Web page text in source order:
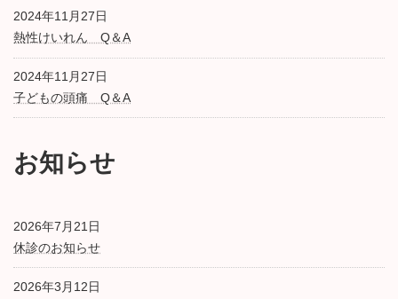
2024年11月27日
熱性けいれん Q＆A
2024年11月27日
子どもの頭痛 Q＆A
お知らせ
2026年7月21日
休診のお知らせ
2026年3月12日